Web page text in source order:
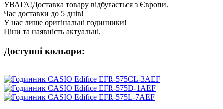
УВАГА!Доставка товару відбувається з Європи.
Час доставки до 5 днів!
У нас лише оригінальні годинники!
Ціни та наявність актуальні.
Доступні кольори: